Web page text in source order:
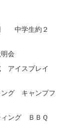
中学生約２
会
スブレイ
キャンプフ
グ ＢＢＱ